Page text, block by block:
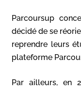
Parcoursup
décidé de se
reprendre leurs
plateforme
Par ailleurs, en